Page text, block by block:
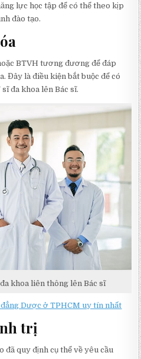
lực học tập để có thể theo kịp
đào tạo.
BTVH tương đương để đáp
Đây là điều kiện bắt buộc để có
đa khoa lên Bác sĩ.
khoa liên thông lên Bác sĩ
Dược ở TPHCM uy tín nhất
trị
đã quy định cụ thể về yêu cầu